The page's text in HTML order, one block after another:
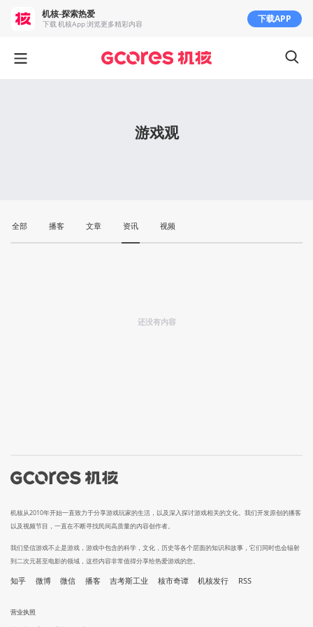
游戏观
全部 播客 文章 资讯 视频
还没有内容
机核从2010年开始一直致力于分享游戏玩家的生活，以及深入探讨游戏相关的文化。我们开发原创的播客
以及视频节目，一直在不断寻找民间高质量的内容创作者。
我们坚信游戏不止是游戏，游戏中包含的科学，文化，历史等各个层面的知识和故事，它们同时也会辐射
到二次元甚至电影的领域，这些内容非常值得分享给热爱游戏的您。
知乎 微博 微信 播客 吉考斯工业 核市奇谭 机核发行 RSS
营业执照
机核-探索热爱
下载 机核App 浏览更多精彩内容 下载APP